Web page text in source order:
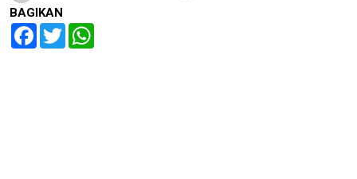
BAGIKAN
Facebook
Twitter